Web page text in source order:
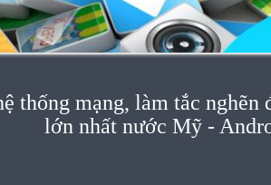
thống mạng, làm tắc nghẽn
lớn nhất nước Mỹ -